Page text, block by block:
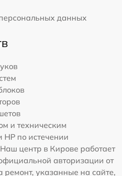
данных
и техническим
по истечении
центр в Кирове работает
авторизации от
указанные на сайте,